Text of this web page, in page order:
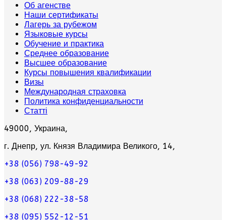
Об агенстве
Наши сертификаты
Лагерь за рубежом
Языковые курсы
Обучение и практика
Среднее образование
Высшее образование
Курсы повышения квалификации
Визы
Международная страховка
Политика конфиденциальности
Статті
49000, Украина,
г. Днепр, ул. Князя Владимира Великого, 14,
+38 (056) 798-49-92
+38 (063) 209-88-29
+38 (068) 222-38-58
+38 (095) 552-12-51